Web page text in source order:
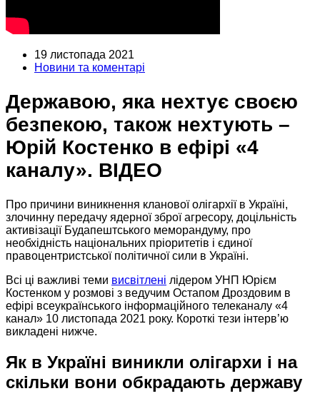
19 листопада 2021
Новини та коментарі
Державою, яка нехтує своєю
безпекою, також нехтують –
Юрій Костенко в ефірі «4
каналу». ВІДЕО
Про причини виникнення кланової олігархії в Україні,
злочинну передачу ядерної зброї агресору, доцільність
активізації Будапештського меморандуму, про
необхідність національних пріоритетів і єдиної
правоцентристської політичної сили в Україні.
Всі ці важливі теми висвітлені лідером УНП Юрієм
Костенком у розмові з ведучим Остапом Дроздовим в
ефірі всеукраїнського інформаційного телеканалу «4
канал» 10 листопада 2021 року. Короткі тези інтерв’ю
викладені нижче.
Як в Україні виникли олігархи і на
скільки вони обкрадають державу